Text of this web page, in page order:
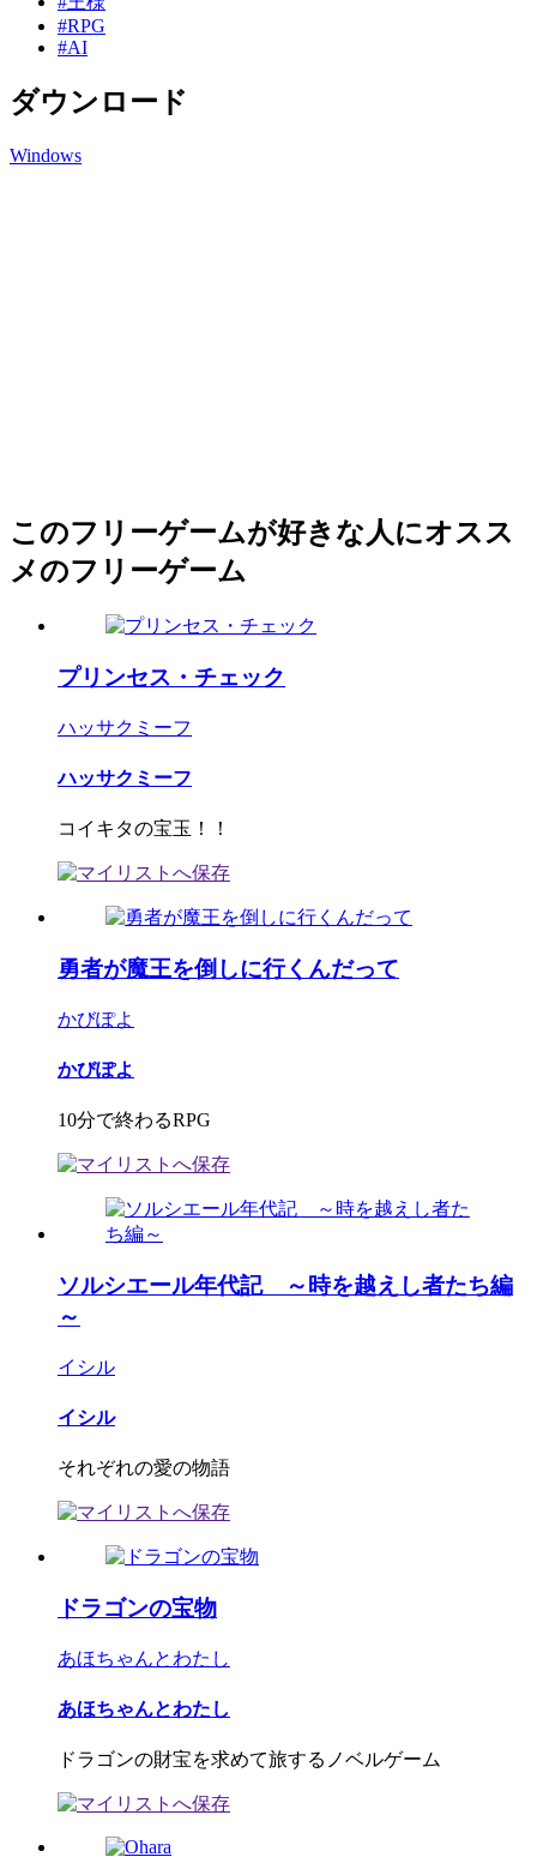
#RPG
#AI
ダウンロード
Windows
このフリーゲームが好きな人にオスス
メのフリーゲーム
プリンセス・チェック
ハッサクミーフ
ハッサクミーフ
コイキタの宝玉！！
勇者が魔王を倒しに行くんだって
かびぽよ
かびぽよ
10分で終わるRPG
ソルシエール年代記 ～時を越えし者たち編
～
イシル
イシル
それぞれの愛の物語
ドラゴンの宝物
あほちゃんとわたし
あほちゃんとわたし
ドラゴンの財宝を求めて旅するノベルゲーム